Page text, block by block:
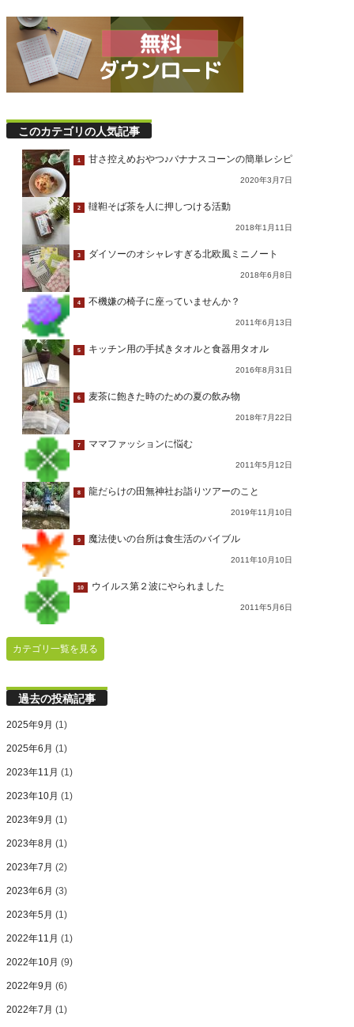
このカテゴリの人気記事
1 甘さ控えめおやつ♪バナナスコーンの簡単レシピ
2020年3月7日
2 韃靼そば茶を人に押しつける活動
2018年1月11日
3 ダイソーのオシャレすぎる北欧風ミニノート
2018年6月8日
4 不機嫌の椅子に座っていませんか？
2011年6月13日
5 キッチン用の手拭きタオルと食器用タオル
2016年8月31日
6 麦茶に飽きた時のための夏の飲み物
2018年7月22日
7 ママファッションに悩む
2011年5月12日
8 龍だらけの田無神社お詣りツアーのこと
2019年11月10日
9 魔法使いの台所は食生活のバイブル
2011年10月10日
10 ウイルス第２波にやられました
2011年5月6日
カテゴリ一覧を見る
過去の投稿記事
2025年9月 (1)
2025年6月 (1)
2023年11月 (1)
2023年10月 (1)
2023年9月 (1)
2023年8月 (1)
2023年7月 (2)
2023年6月 (3)
2023年5月 (1)
2022年11月 (1)
2022年10月 (9)
2022年9月 (6)
2022年7月 (1)